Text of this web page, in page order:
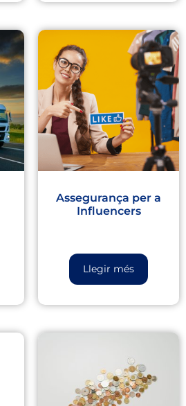
Assegurança per a
Influencers
Llegir més